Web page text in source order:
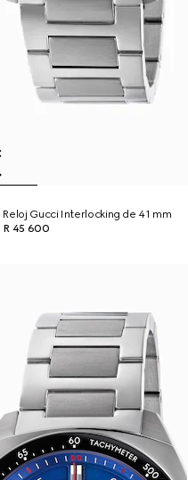
Reloj Gucci Interlocking de 41 mm
R 45 600